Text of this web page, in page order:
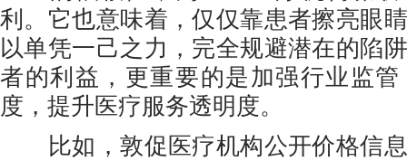
利。它也意味着，仅仅靠患者擦亮眼
以单凭一己之力，完全规避潜在的陷
者的利益，更重要的是加强行业监
度，提升医疗服务透明度。
比如，敦促医疗机构公开价格信息